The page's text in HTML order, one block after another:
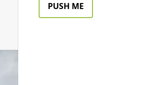
PUSH ME